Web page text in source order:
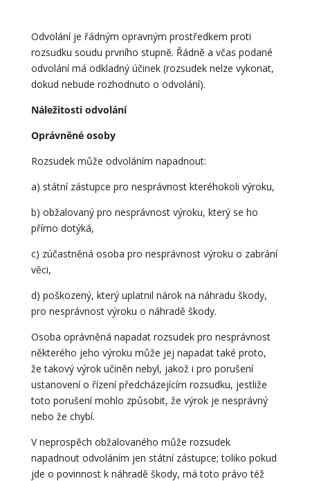
Odvolání je řádným opravným prostředkem proti
rozsudku soudu prvního stupně. Řádně a včas podané
odvolání má odkladný účinek (rozsudek nelze vykonat,
dokud nebude rozhodnuto o odvolání).
Náležitosti odvolání
Oprávněné osoby
Rozsudek může odvoláním napadnout:
a) státní zástupce pro nesprávnost kteréhokoli výroku,
b) obžalovaný pro nesprávnost výroku, který se ho
přímo dotýká,
c) zúčastněná osoba pro nesprávnost výroku o zabrání
věci,
d) poškozený, který uplatnil nárok na náhradu škody,
pro nesprávnost výroku o náhradě škody.
Osoba oprávněná napadat rozsudek pro nesprávnost
některého jeho výroku může jej napadat také proto,
že takový výrok učiněn nebyl, jakož i pro porušení
ustanovení o řízení předcházejícím rozsudku, jestliže
toto porušení mohlo způsobit, že výrok je nesprávný
nebo že chybí.
V neprospěch obžalovaného může rozsudek
napadnout odvoláním jen státní zástupce; toliko pokud
jde o povinnost k náhradě škody, má toto právo též